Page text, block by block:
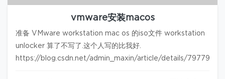
vmware安装macos
准备 VMware workstation mac os 的iso文件 workstation
unlocker 算了不写了.这个人写的比我好.
https://blog.csdn.net/admin_maxin/article/details/79779158